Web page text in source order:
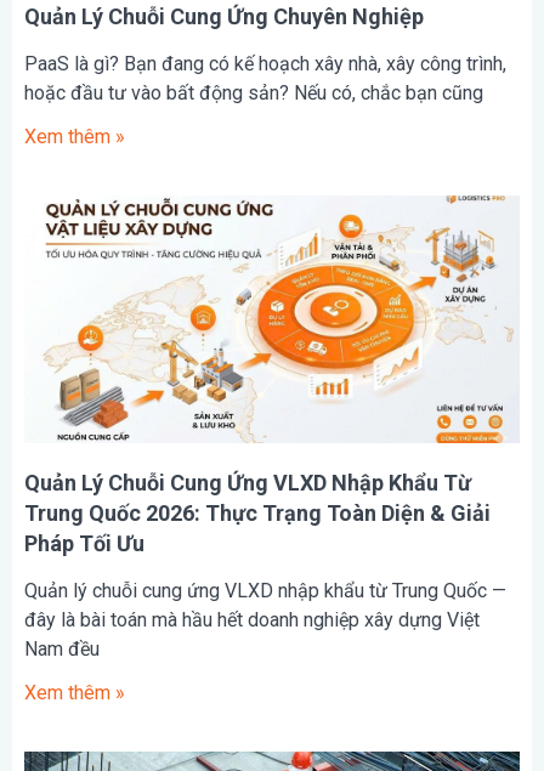
Quản Lý Chuỗi Cung Ứng Chuyên Nghiệp
PaaS là gì? Bạn đang có kế hoạch xây nhà, xây công trình,
hoặc đầu tư vào bất động sản? Nếu có, chắc bạn cũng
Xem thêm »
Quản Lý Chuỗi Cung Ứng VLXD Nhập Khẩu Từ
Trung Quốc 2026: Thực Trạng Toàn Diện & Giải
Pháp Tối Ưu
Quản lý chuỗi cung ứng VLXD nhập khẩu từ Trung Quốc —
đây là bài toán mà hầu hết doanh nghiệp xây dựng Việt
Nam đều
Xem thêm »